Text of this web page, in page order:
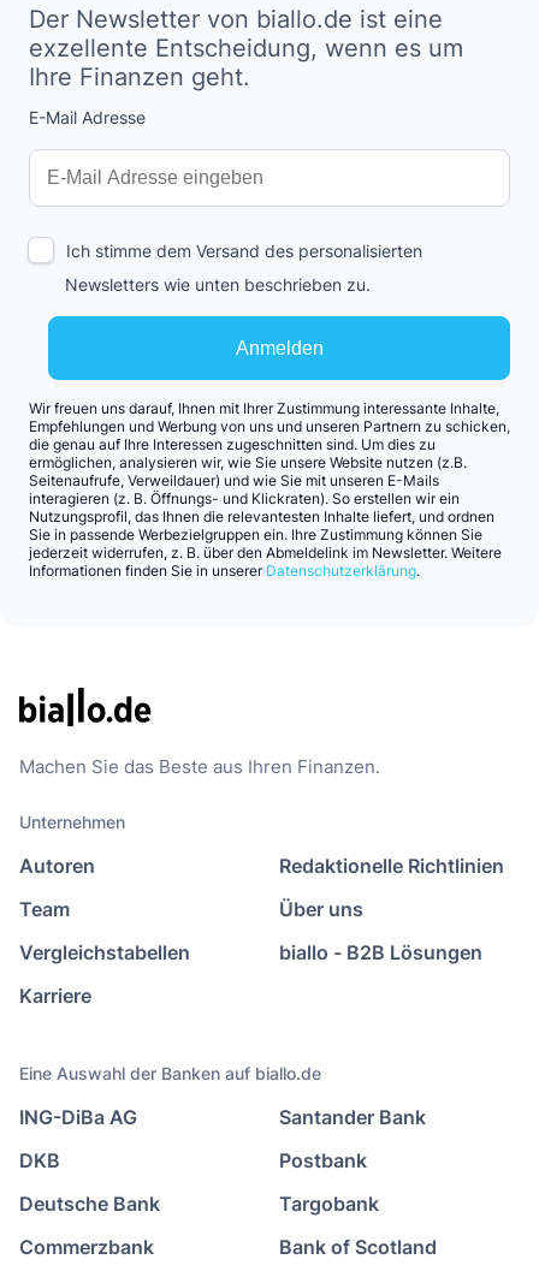
Der Newsletter von biallo.de ist eine
exzellente Entscheidung, wenn es um
Ihre Finanzen geht.
E-Mail Adresse
Interests
Amount
Anmelden
Ich stimme dem Versand des personalisierten
Newsletters wie unten beschrieben zu.
Wir freuen uns darauf, Ihnen mit Ihrer Zustimmung interessante Inhalte,
Empfehlungen und Werbung von uns und unseren Partnern zu schicken,
die genau auf Ihre Interessen zugeschnitten sind. Um dies zu
ermöglichen, analysieren wir, wie Sie unsere Website nutzen (z.B.
Seitenaufrufe, Verweildauer) und wie Sie mit unseren E-Mails
interagieren (z. B. Öffnungs- und Klickraten). So erstellen wir ein
Nutzungsprofil, das Ihnen die relevantesten Inhalte liefert, und ordnen
Sie in passende Werbezielgruppen ein. Ihre Zustimmung können Sie
jederzeit widerrufen, z. B. über den Abmeldelink im Newsletter. Weitere
Informationen finden Sie in unserer Datenschutzerklärung.
Machen Sie das Beste aus Ihren Finanzen.
Unternehmen
Autoren
Team
Vergleichstabellen
Karriere
Redaktionelle Richtlinien
Über uns
biallo - B2B Lösungen
Eine Auswahl der Banken auf biallo.de
ING-DiBa AG
DKB
Deutsche Bank
Commerzbank
Santander Bank
Postbank
Targobank
Bank of Scotland